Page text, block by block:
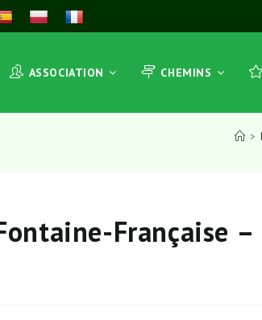
ASSOCIATION CHEMINS
>
Française –